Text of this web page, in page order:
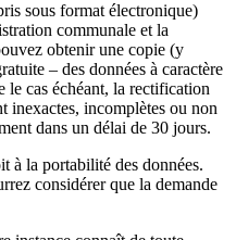
sous format électronique)
communale et la
obtenir une copie (y
– des données à caractère
le cas échéant, la rectification
inexactes, incomplètes ou non
dans un délai de 30 jours.
à la portabilité des données.
considérer que la demande